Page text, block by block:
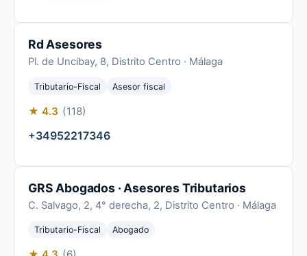
Rd Asesores
Pl. de Uncibay, 8, Distrito Centro · Málaga
Tributario-Fiscal Asesor fiscal
★ 4.3 (118)
+34952217346
GRS Abogados · Asesores Tributarios
C. Salvago, 2, 4° derecha, 2, Distrito Centro · Málaga
Tributario-Fiscal Abogado